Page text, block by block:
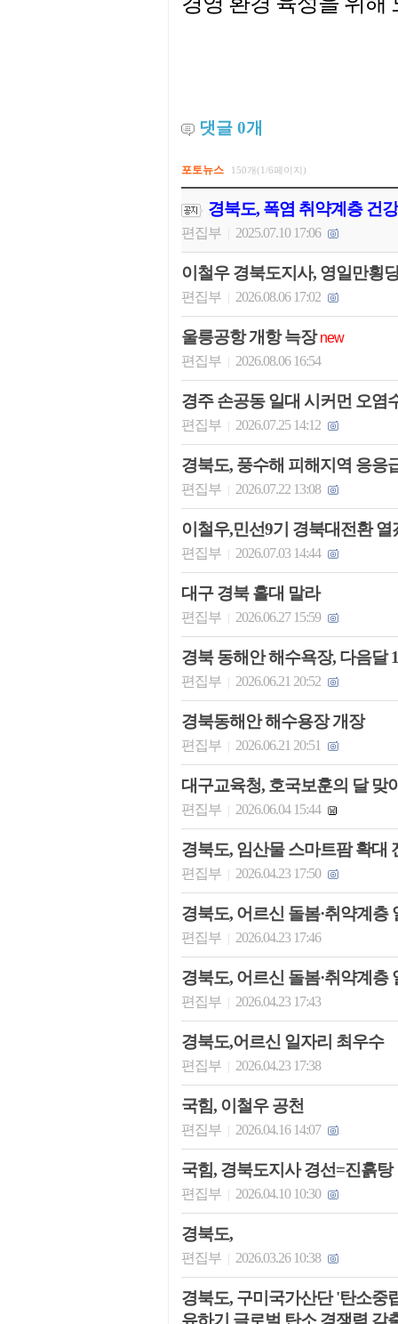
댓글 0개
포토뉴스 150개(1/6페이지)
경북도, 폭염 취약계층 건
편집부 2025.07.10 17:06
이철우 경북도지사, 영일만횡
편집부 | 2026.08.06 17:02
울릉공항 개항 늑장 new
편집부 | 2026.08.06 16:54
경주 손공동 일대 시커먼 오염
편집부 | 2026.07.25 14:12
경북도, 풍수해 피해지역 응응
편집부 | 2026.07.22 13:08
이철우,민선9기 경북대전환 열
편집부 | 2026.07.03 14:44
대구 경북 홀대 말라
편집부 | 2026.06.27 15:59
경북 동해안 해수욕장, 다음달
편집부 | 2026.06.21 20:52
경북동해안 해수용장 개장
편집부 | 2026.06.21 20:51
대구교육청, 호국보훈의 달 맞
편집부 | 2026.06.04 15:44
경북도, 임산물 스마트팜 확대
편집부 | 2026.04.23 17:50
경북도, 어르신 돌봄·취약계
편집부 | 2026.04.23 17:46
경북도, 어르신 돌봄·취약계
편집부 | 2026.04.23 17:43
경북도,어르신 일자리 최우수
편집부 | 2026.04.23 17:38
국힘, 이철우 공천
편집부 | 2026.04.16 14:07
국힘, 경북도지사 경선=진흙탕
편집부 | 2026.04.10 10:30
경북도,
편집부 | 2026.03.26 10:38
경북도, 구미국가산단 '탄소중
유하기 글로벌 탄소 경쟁력 갖